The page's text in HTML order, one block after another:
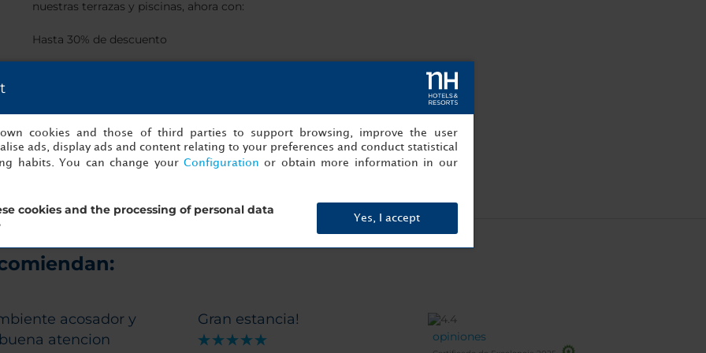
nuestras terrazas y piscinas, ahora con:
Hasta 30% de descuento
Reservar
acosador y
atencion
Gran estancia!
opiniones
cookies and those of third parties to support browsing, improve the user
ads, display ads and content relating to your preferences and conduct statistical
habits. You can change your Configuration or obtain more information in our
cookies and the processing of personal data
Yes, I accept